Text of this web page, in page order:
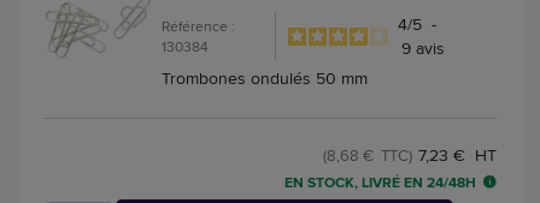
Référence :
130384
4/5 -
9 avis
Trombones ondulés 50 mm
7,23 € HT
(8,68 € TTC)
EN STOCK, LIVRÉ EN 24/48H